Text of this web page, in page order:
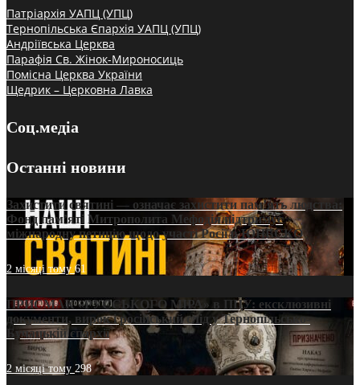
Патріархія УАПЦ (УПЦ)
Тернопільська Єпархія УАПЦ (УПЦ)
Андріївська Церква
Парафія Св. Жінок-Мироносиць
Помісна Церква України
Щедрик – Церковна Лавка
Соц.медіа
Останні новини
Захистити святині — означає захистити пам’ять людства:
Фонд пам’яті Митрополита Мефодія підтримує
міжнародну петицію щодо участі Росії в ЮНЕСКО
2 місяці тому61
ПРИСМАК «РУССЬКОГО МІРА» в ПЦУ: ексклюзивні
документи, вирок і російський слід у Тернопільсько-
Бучацькій єпархії
2 місяці тому 298